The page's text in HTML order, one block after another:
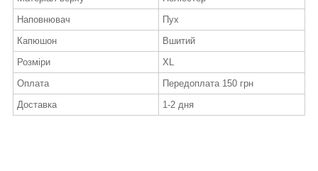
Наповнювач
Пух
Капюшон
Вшитий
Розміри
XL
Оплата
Передоплата 150 грн
Доставка
1-2 дня